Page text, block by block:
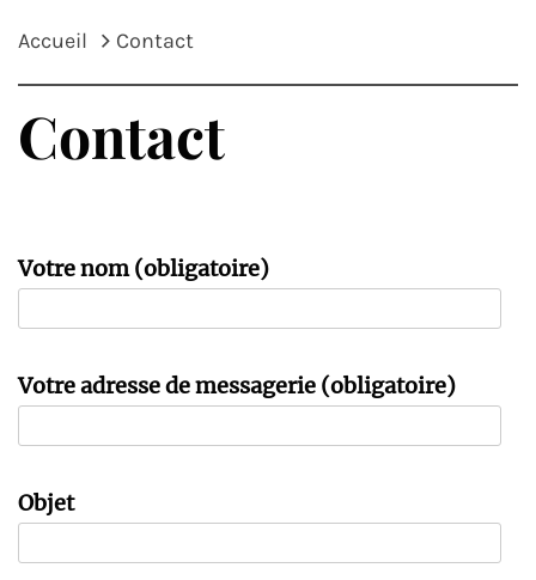
Accueil Contact
Contact
Votre nom (obligatoire)
Votre adresse de messagerie (obligatoire)
Objet